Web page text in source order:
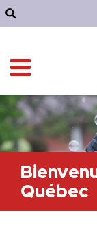
Québec